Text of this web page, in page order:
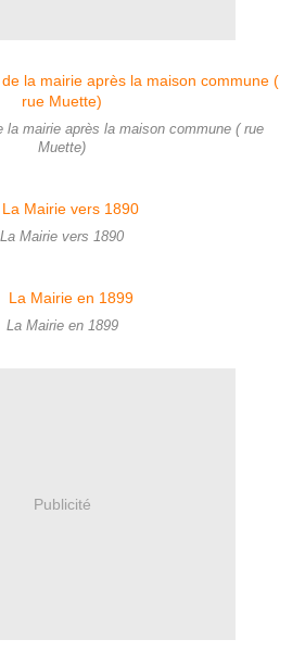
la mairie après la maison commune ( rue
Muette)
La Mairie vers 1890
La Mairie en 1899
Publicité